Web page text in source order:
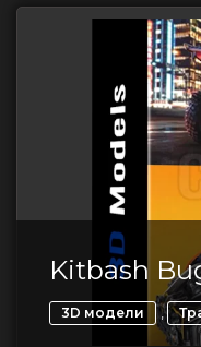
Kitbash
3D модели ,